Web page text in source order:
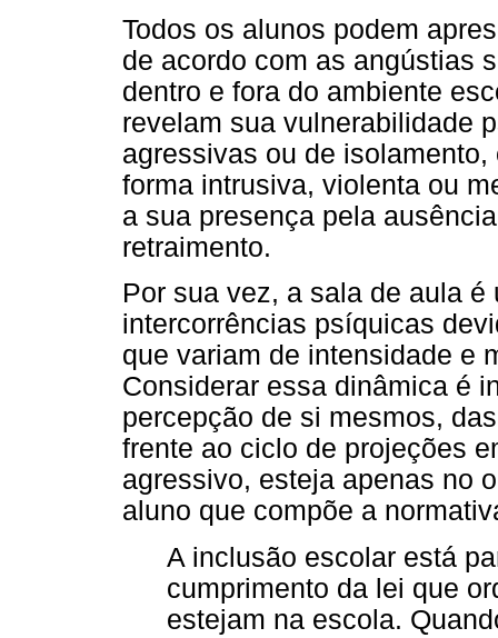
Todos os alunos podem
de acordo com as angústias
dentro e fora do ambiente
revelam sua vulnerabilidade
agressivas ou de
forma intrusiva, violenta ou
a sua presença pela
retraimento.
Por sua vez, a sala de aula
intercorrências psíquicas
que variam de intensidade e
Considerar essa dinâmica é
percepção de si mesmos,
frente ao ciclo de projeções
agressivo, esteja apenas no
aluno que compõe a
A inclusão escolar está
cumprimento da lei que
estejam na escola.